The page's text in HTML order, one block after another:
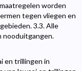
worden
tegen vliegen en
3.3. Alle
nooduitgangen.
en trillingen in